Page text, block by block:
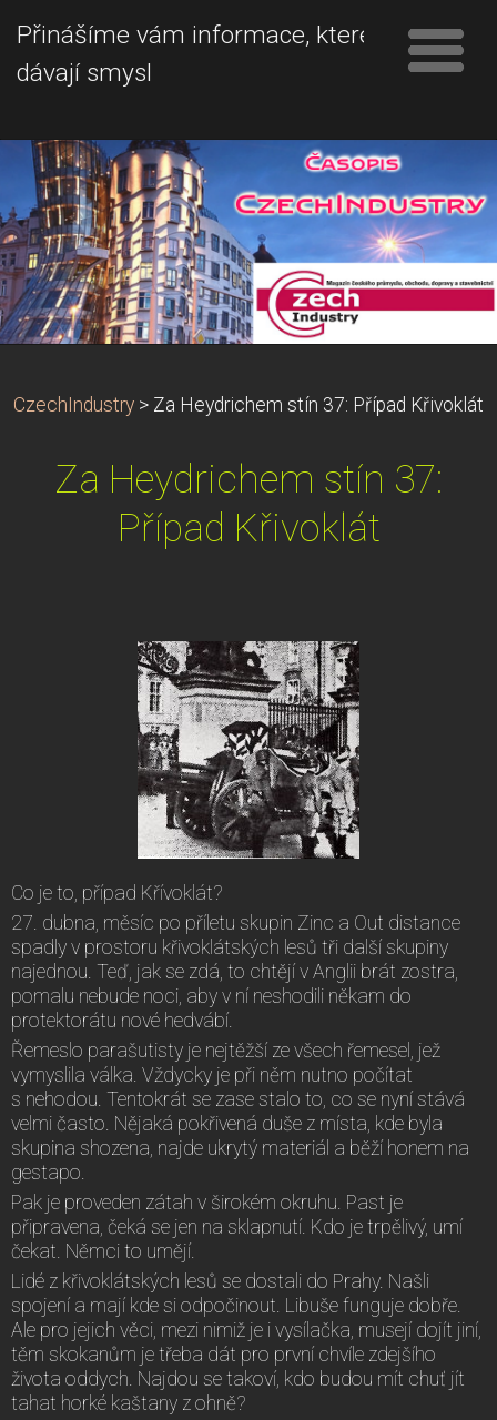
Přinášíme vám informace, které
dávají smysl
CzechIndustry > Za Heydrichem stín 37: Případ Křivoklát
Za Heydrichem stín 37:
Případ Křivoklát
Co je to, případ Křívoklát?
27. dubna, měsíc po příletu skupin Zinc a Out distance
spadly v prostoru křivoklátských lesů tři další skupiny
najednou. Teď, jak se zdá, to chtějí v Anglii brát zostra,
pomalu nebude noci, aby v ní neshodili někam do
protektorátu nové hedvábí.
Řemeslo parašutisty je nejtěžší ze všech řemesel, jež
vymyslila válka. Vždycky je při něm nutno počítat
s nehodou. Tentokrát se zase stalo to, co se nyní stává
velmi často. Nějaká pokřivená duše z místa, kde byla
skupina shozena, najde ukrytý materiál a běží honem na
gestapo.
Pak je proveden zátah v širokém okruhu. Past je
připravena, čeká se jen na sklapnutí. Kdo je trpělivý, umí
čekat. Němci to umějí.
Lidé z křivoklátských lesů se dostali do Prahy. Našli
spojení a mají kde si odpočinout. Libuše funguje dobře.
Ale pro jejich věci, mezi nimiž je i vysílačka, musejí dojít jiní,
těm skokanům je třeba dát pro první chvíle zdejšího
života oddych. Najdou se takoví, kdo budou mít chuť jít
tahat horké kaštany z ohně?